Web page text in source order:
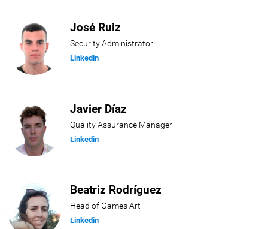
José Ruiz
Security Administrator
Linkedin
Javier Díaz
Quality Assurance Manager
Linkedin
Beatriz Rodríguez
Head of Games Art
Linkedin